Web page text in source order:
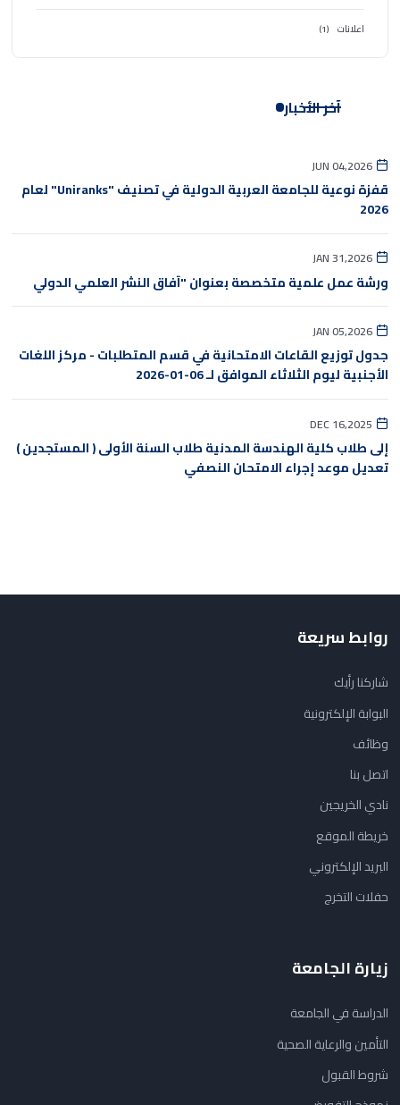
اعلانات (1)
آخر الأخبار
JUN 04,2026
قفزة نوعية للجامعة العربية الدولية في تصنيف "Uniranks" لعام
2026
JAN 31,2026
ورشة عمل علمية متخصصة بعنوان "آفاق النشر العلمي الدولي
JAN 05,2026
جدول توزيع القاعات الامتحانية في قسم المتطلبات - مركز اللغات
الأجنبية ليوم الثلاثاء الموافق لـ 06-01-2026
DEC 16,2025
إلى طلاب كلية الهندسة المدنية طلاب السنة الأولى ( المستجدين )
تعديل موعد إجراء الامتحان النصفي
روابط سريعة
شاركنا رأيك
البوابة الإلكترونية
وظائف
اتصل بنا
نادي الخريجين
خريطة الموقع
البريد الإلكتروني
حفلات التخرج
زيارة الجامعة
الدراسة في الجامعة
التأمين والرعاية الصحية
شروط القبول